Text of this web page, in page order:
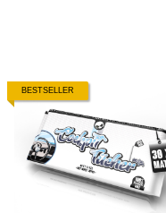
BESTSELLER